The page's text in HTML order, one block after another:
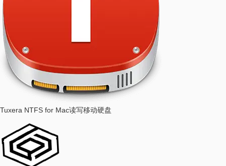
Tuxera NTFS for Mac读写移动硬盘